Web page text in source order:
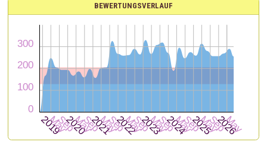
BEWERTUNGSVERLAUF